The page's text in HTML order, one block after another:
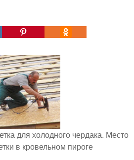
для холодного чердака. Место
в кровельном пироге